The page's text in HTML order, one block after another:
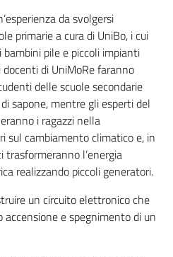
da svolgersi
primarie a cura di UniBo, i cui
pile e piccoli impianti
di UniMoRe faranno
delle scuole secondarie
sapone, mentre gli esperti del
i ragazzi nella
sul cambiamento climatico e, in
l’energia
realizzando piccoli generatori.
un circuito elettronico che
e spegnimento di un